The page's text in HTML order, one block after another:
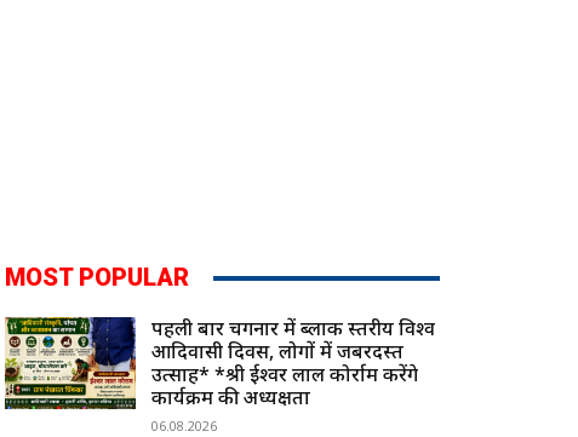
MOST POPULAR
पहली बार चिंगनार में ब्लाक स्तरीय विश्व
आदिवासी दिवस, लोगों में जबरदस्त
उत्साह* *श्री ईश्वर लाल कोर्राम करेंगे
कार्यक्रम की अध्यक्षता
06.08.2026